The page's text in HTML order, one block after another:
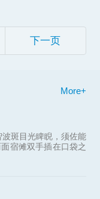
下一页
More+
斑目光睥睨，须佐能
宿傩双手插在口袋之